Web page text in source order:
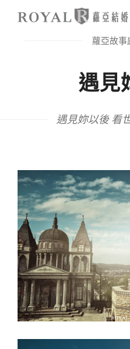
蘿亞故事
遇見
遇見妳以後 看